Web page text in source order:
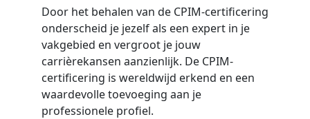
Door het behalen van de CPIM-certificering
onderscheid je jezelf als een expert in je
vakgebied en vergroot je jouw
carrièrekansen aanzienlijk. De CPIM-
certificering is wereldwijd erkend en een
waardevolle toevoeging aan je
professionele profiel.